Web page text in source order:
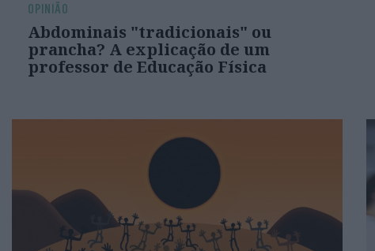
OPINIÃO
Abdominais "tradicionais" ou
prancha? A explicação de um
professor de Educação Física